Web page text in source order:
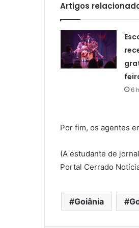
Artigos
6
Por fim, os agentes
(A estudante de
Portal Cerrado
Goiânia